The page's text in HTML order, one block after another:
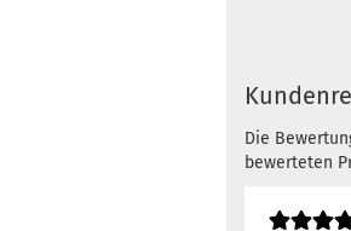
Die
bewerteten